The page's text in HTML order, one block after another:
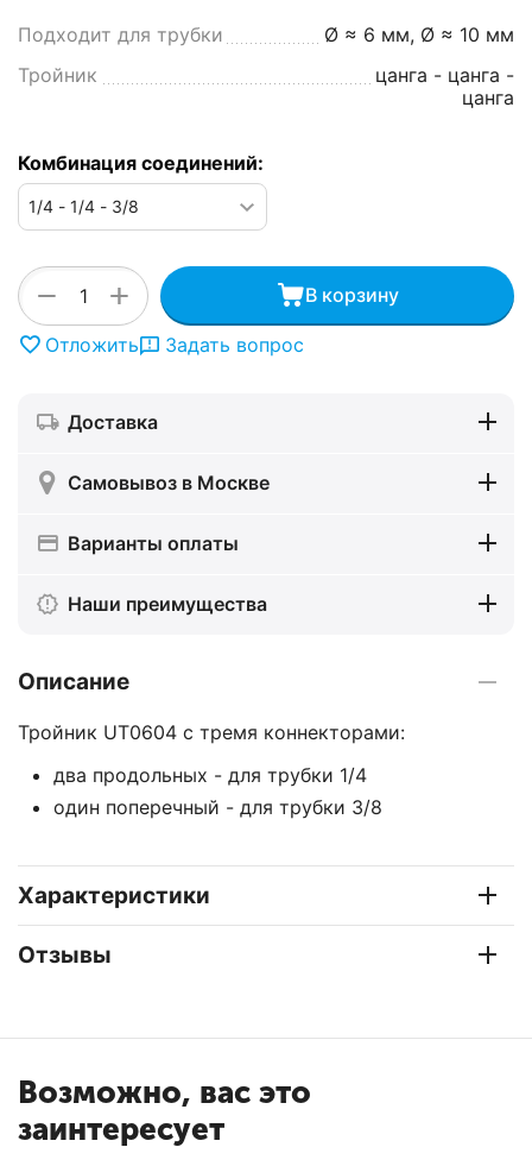
Подходит для трубки
Ø ≈ 6 мм, Ø ≈ 10 мм
Тройник
цанга - цанга -
цанга
Комбинация соединений:
+
− В корзину
Отложить Задать вопрос
Доставка
Самовывоз в Москве
Варианты оплаты
Наши преимущества
Описание
Тройник UT0604 с тремя коннекторами:
два продольных - для трубки 1/4
один поперечный - для трубки 3/8
Характеристики
Отзывы
Возможно, вас это
заинтересует